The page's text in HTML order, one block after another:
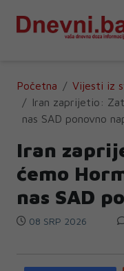
Početna
Vijesti iz
Iran zaprijetio:
nas SAD ponovno
Iran
ćemo
nas SAD
08 SRP 2026